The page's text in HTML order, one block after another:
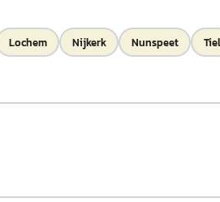
Lochem Nijkerk Nunspeet Tiel